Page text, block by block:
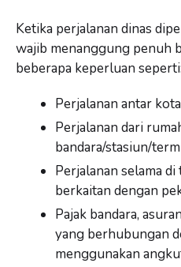
Ketika perjalanan dinas
wajib menanggung penuh
beberapa keperluan seperti:
Perjalanan antar
Perjalanan dari
bandara/stasiun/
Perjalanan selama
berkaitan dengan
Pajak bandara,
yang berhubungan
menggunakan